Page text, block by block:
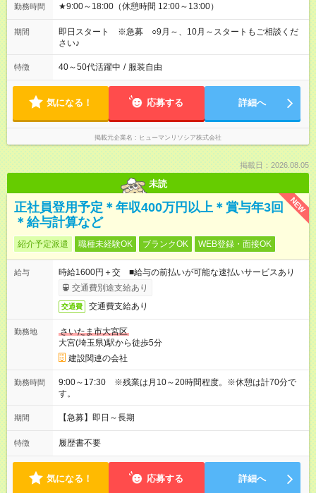
勤務時間 ★9:00～18:00（休憩時間 12:00～13:00）
期間
即日スタート ※急募 ○9月～、10月～スタートもご相談くだ
さい♪
特徴 40～50代活躍中 / 服装自由
気になる！ 応募する 詳細へ
掲載元企業名 ヒューマンリソシア株式会社
掲載日：2026.08.05
未読
NEW
正社員登用予定＊年収400万円以上＊賞与年3回
＊給与計算など
紹介予定派遣 職種未経験OK ブランクOK WEB登録・面接OK
給与
時給1600円＋交 ■給与の前払いが可能な速払いサービスあり
交通費別途支給あり
交通費 交通費支給あり
勤務地
さいたま市大宮区
大宮(埼玉県)駅から徒歩5分
建設関連の会社
勤務時間
9:00～17:30 ※残業は月10～20時間程度。※休憩は計70分で
す。
期間 【急募】即日～長期
特徴 履歴書不要
気になる！ 応募する 詳細へ